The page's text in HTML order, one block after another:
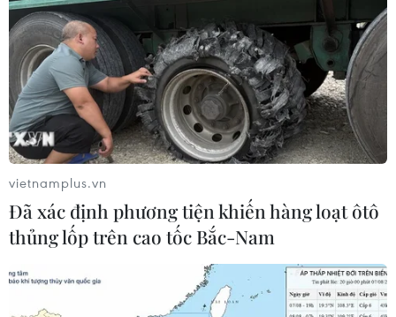
vietnamplus.vn
Đã xác định phương tiện khiến hàng loạt ôtô
thủng lốp trên cao tốc Bắc-Nam